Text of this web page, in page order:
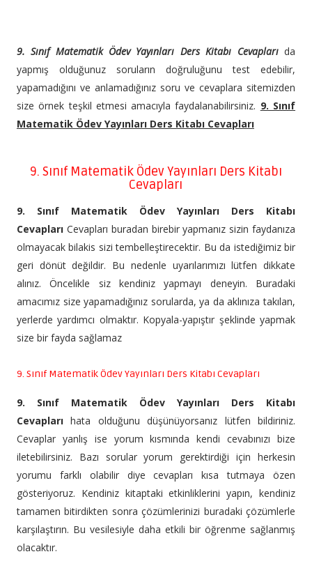
9. Sınıf Matematik Ödev Yayınları Ders Kitabı Cevaplarıda
yapmış olduğunuz soruların doğruluğunu test edebilir,
yapamadığını ve anlamadığınız soru ve cevaplara sitemizden
size örnek teşkil etmesi amacıyla faydalanabilirsiniz. 9. Sınıf
Matematik Ödev Yayınları Ders Kitabı Cevapları
9. Sınıf Matematik Ödev Yayınları Ders Kitabı
Cevapları
9. Sınıf Matematik Ödev Yayınları Ders Kitabı
Cevapları Cevapları buradan birebir yapmanız sizin faydanıza
olmayacak bilakis sizi tembelleştirecektir. Bu da istediğimiz bir
geri dönüt değildir. Bu nedenle uyarılarımızı lütfen dikkate
alınız. Öncelikle siz kendiniz yapmayı deneyin. Buradaki
amacımız size yapamadığınız sorularda, ya da aklınıza takılan,
yerlerde yardımcı olmaktır. Kopyala-yapıştır şeklinde yapmak
size bir fayda sağlamaz
9. Sınıf Matematik Ödev Yayınları Ders Kitabı Cevapları
9. Sınıf Matematik Ödev Yayınları Ders Kitabı
Cevaplarıhata olduğunu düşünüyorsanız lütfen bildiriniz.
Cevaplar yanlış ise yorum kısmında kendi cevabınızı bize
iletebilirsiniz. Bazı sorular yorum gerektirdiği için herkesin
yorumu farklı olabilir diye cevapları kısa tutmaya özen
gösteriyoruz. Kendiniz kitaptaki etkinliklerini yapın, kendiniz
tamamen bitirdikten sonra çözümlerinizi buradaki çözümlerle
karşılaştırın. Bu vesilesiyle daha etkili bir öğrenme sağlanmış
olacaktır.